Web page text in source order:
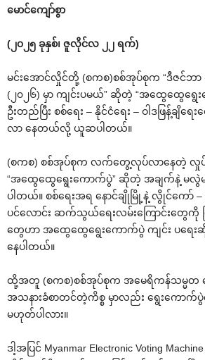
မောင်ကျော်စွာ
(၂၀၂၅ ခုနှစ်၊ ဇူလိုင်လ ၂၂ ရက်)
မင်းအောင်လှိုင်တို့ (စကစ)စစ်အုပ်စုက “ဒီဇင်ဘာ (
(၂၀၂၆) မှာ ကျင်းပမယ်” ဆိုတဲ့ “အထွေထွေရွ
ဦးတည်ပြီး စစ်ရေး – နိုင်ငံရေး – ဝါဒဖြန့်ချိရ
လာ နေတယ်လို့ ယူဆပါတယ်။
(စကစ) စစ်အုပ်စုက လက်တွေ့လုပ်လာနေတဲ့ လှုပ်
“အထွေထွေရွေးကောက်ပွဲ” ဆိုတဲ့ အချက်နဲ့ မ
ပါတယ်။ စစ်ရေးအရ နောင်ချိုမြို့နဲ့ လွိုင်ကော် –
ပင်လောင်း ဆက်သွယ်ရေးလမ်းကြောင်းတွေကို
တွေဟာ အထွေထွေရွေးကောက်ပွဲ ကျင်း ပရေး
နေပါတယ်။
ထို့အတူ (စကစ)စစ်အုပ်စုက အမေရိကန်သမ္မတ
အသနားခံစာတင်တဲ့ကိစ္စ မှာလည်း ရွေးကောက်ပွဲ
မဟုတ်ပါလား။
ဒါ့အပြင် Myanmar Electronic Voting